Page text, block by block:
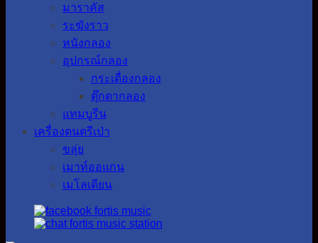
มาราคัส
ระฆังราว
หนังกลอง
อุปกรณ์กลอง
กระเดื่องกลอง
ตุ๊กตากลอง
แทมบูรีน
เครื่องดนตรีเป่า
ขลุ่ย
เมาท์ออแกน
เมโลเดียน